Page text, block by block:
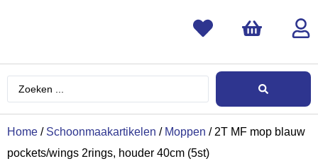
Home / Schoonmaakartikelen / Moppen / 2T MF mop blauw
pockets/wings 2rings, houder 40cm (5st)